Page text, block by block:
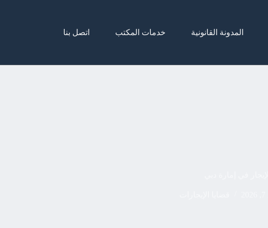
المدونة القانونية خدمات المكتب اتصل بنا